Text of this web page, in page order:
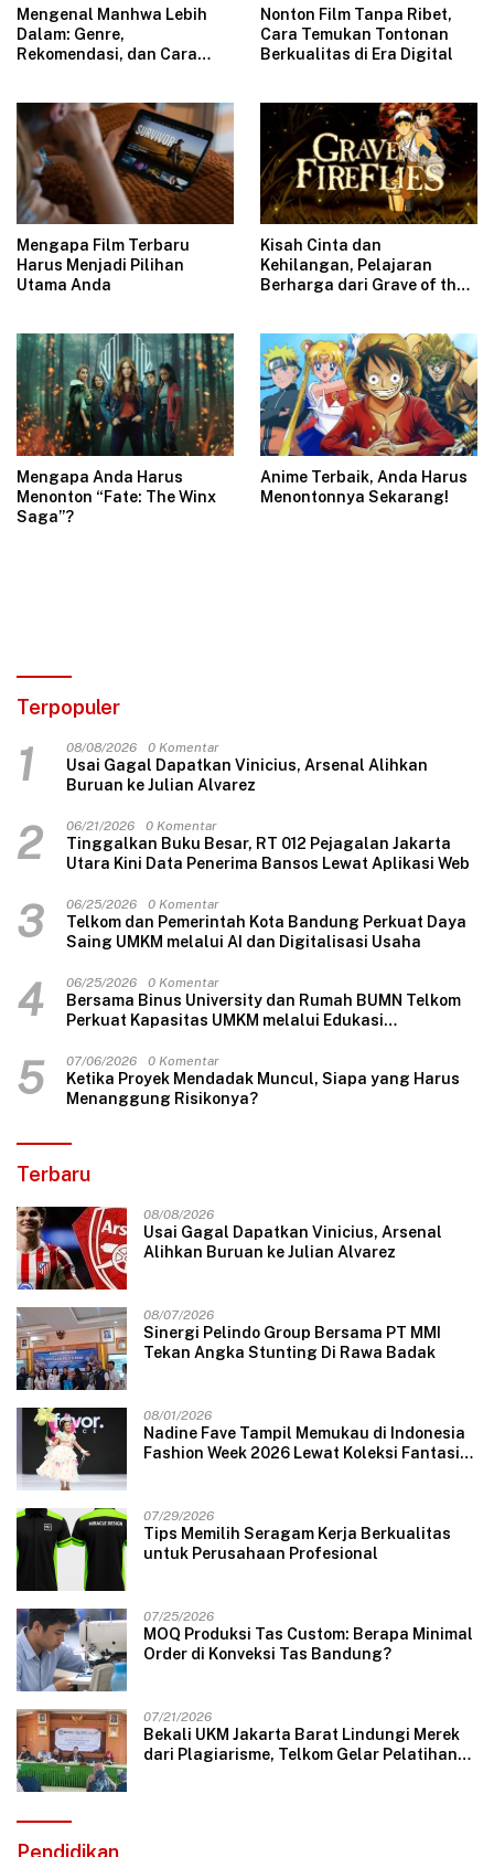
Mengenal Manhwa Lebih
Dalam: Genre,
Rekomendasi, dan Cara
Nonton Film Tanpa Ribet,
Cara Temukan Tontonan
Berkualitas di Era Digital
Mengapa Film Terbaru
Harus Menjadi Pilihan
Utama Anda
Kisah Cinta dan
Kehilangan, Pelajaran
Berharga dari Grave of the
Mengapa Anda Harus
Menonton “Fate: The Winx
Saga”?
Anime Terbaik, Anda Harus
Menontonnya Sekarang!
Terpopuler
1 08/08/2026 0 Komentar
Usai Gagal Dapatkan Vinicius, Arsenal Alihkan
Buruan ke Julian Alvarez
2 06/21/2026 0 Komentar
Tinggalkan Buku Besar, RT 012 Pejagalan Jakarta
Utara Kini Data Penerima Bansos Lewat Aplikasi Web
3 06/25/2026 0 Komentar
Telkom dan Pemerintah Kota Bandung Perkuat Daya
Saing UMKM melalui AI dan Digitalisasi Usaha
4 06/25/2026 0 Komentar
Bersama Binus University dan Rumah BUMN Telkom
Perkuat Kapasitas UMKM melalui Edukasi
Harga Jual
5 07/06/2026 0 Komentar
Ketika Proyek Mendadak Muncul, Siapa yang Harus
Menanggung Risikonya?
Terbaru
08/08/2026
Usai Gagal Dapatkan Vinicius, Arsenal
Alihkan Buruan ke Julian Alvarez
08/07/2026
Sinergi Pelindo Group Bersama PT MMI
Tekan Angka Stunting Di Rawa Badak
08/01/2026
Nadine Fave Tampil Memukau di Indonesia
Fashion Week 2026 Lewat Koleksi Fantasi
07/29/2026
Tips Memilih Seragam Kerja Berkualitas
untuk Perusahaan Profesional
07/25/2026
MOQ Produksi Tas Custom: Berapa Minimal
Order di Konveksi Tas Bandung?
07/21/2026
Bekali UKM Jakarta Barat Lindungi Merek
dari Plagiarisme, Telkom Gelar Pelatihan
Pendidikan